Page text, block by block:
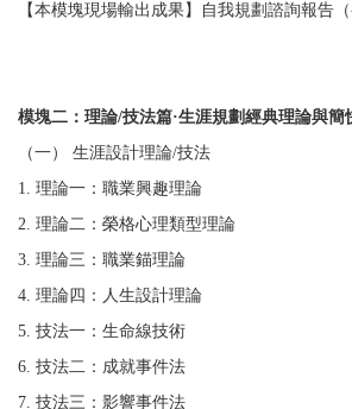
【本模塊現場輸出成果】自我規劃諮詢報告（
模塊二：理論/技法篇·生涯規劃經典理論與簡
（一） 生涯設計理論/技法
1. 理論一：職業興趣理論
2. 理論二：榮格心理類型理論
3. 理論三：職業錨理論
4. 理論四：人生設計理論
5. 技法一：生命線技術
6. 技法二：成就事件法
7. 技法三：影響事件法